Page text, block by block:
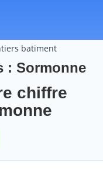
batiment
: Sormonne
chiffre